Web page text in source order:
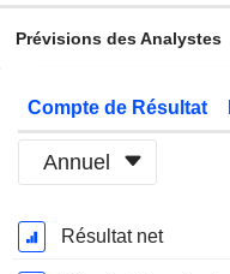
Prévisions des Analystes
Compte de Résultat
Annuel
Période
Fiscale:
Résultat net